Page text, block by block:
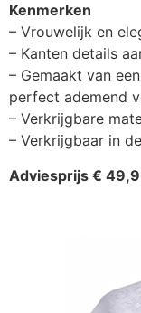
Kenmerken
– Vrouwelijk en
– Kanten details
– Gemaakt van
perfect ademend
– Verkrijgbare
– Verkrijgbaar in
Adviesprijs €